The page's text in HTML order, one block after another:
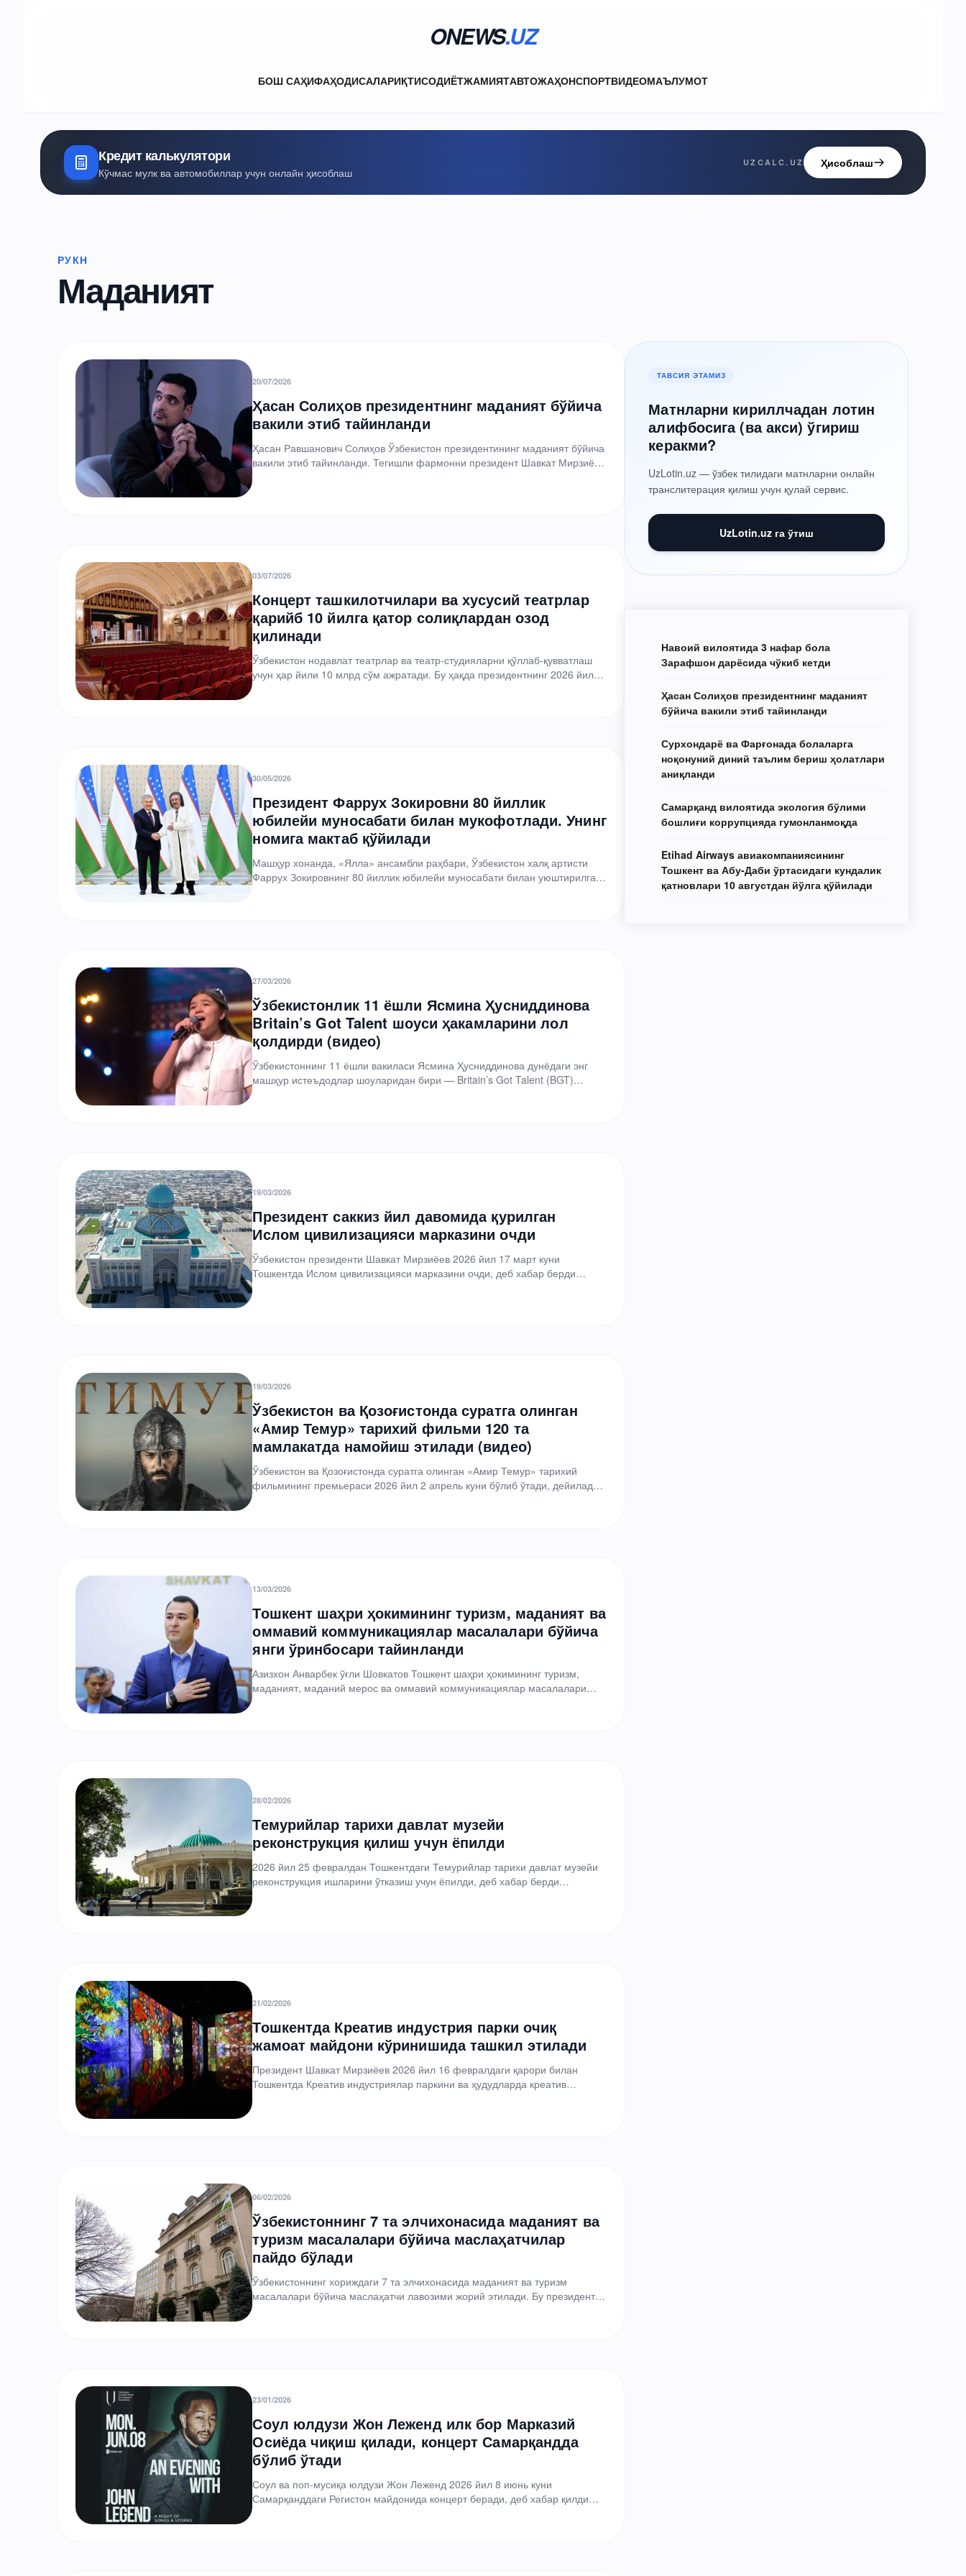
ONEWS.UZ
БОШ САҲИФАҲОДИСАЛАРИҚТИСОДИЁТЖАМИЯТАВТОЖАҲОНСПОРТВИДЕОМАЪЛУМОТ
Кредит калькулятори
Кўчмас мулк ва автомобиллар учун онлайн ҳисоблаш
UZCALC.UZ Ҳисоблаш
РУКН
Маданият
20/07/2026
Ҳасан Солиҳов президентнинг маданият бўйича
вакили этиб тайинланди
Ҳасан Равшанович Солиҳов Ўзбекистон президентининг маданият бўйича
вакили этиб тайинланди. Тегишли фармонни президент Шавкат Мирзиёев
03/07/2026
Концерт ташкилотчилари ва хусусий театрлар
қарийб 10 йилга қатор солиқлардан озод
қилинади
Ўзбекистон нодавлат театрлар ва театр-студияларни қўллаб-қувватлаш
учун ҳар йили 10 млрд сўм ажратади. Бу ҳақда президентнинг 2026 йил 2
30/05/2026
Президент Фаррух Зокировни 80 йиллик
юбилейи муносабати билан мукофотлади. Унинг
номига мактаб қўйилади
Машҳур хонанда, «Ялла» ансамбли раҳбари, Ўзбекистон халқ артисти
Фаррух Зокировнинг 80 йиллик юбилейи муносабати билан уюштирилган
27/03/2026
Ўзбекистонлик 11 ёшли Ясмина Ҳусниддинова
Britain’s Got Talent шоуси ҳакамларини лол
қолдирди (видео)
Ўзбекистоннинг 11 ёшли вакиласи Ясмина Ҳусниддинова дунёдаги энг
машҳур истеъдодлар шоуларидан бири — Britain’s Got Talent (BGT)
19/03/2026
Президент саккиз йил давомида қурилган
Ислом цивилизацияси марказини очди
Ўзбекистон президенти Шавкат Мирзиёев 2026 йил 17 март куни
Тошкентда Ислом цивилизацияси марказини очди, деб хабар берди
19/03/2026
Ўзбекистон ва Қозоғистонда суратга олинган
«Амир Темур» тарихий фильми 120 та
мамлакатда намойиш этилади (видео)
Ўзбекистон ва Қозоғистонда суратга олинган «Амир Темур» тарихий
фильмининг премьераси 2026 йил 2 апрель куни бўлиб ўтади, дейилади
13/03/2026
Тошкент шаҳри ҳокимининг туризм, маданият ва
оммавий коммуникациялар масалалари бўйича
янги ўринбосари тайинланди
Азизхон Анварбек ўғли Шовкатов Тошкент шаҳри ҳокимининг туризм,
маданият, маданий мерос ва оммавий коммуникациялар масалалари
28/02/2026
Темурийлар тарихи давлат музейи
реконструкция қилиш учун ёпилди
2026 йил 25 февралдан Тошкентдаги Темурийлар тарихи давлат музейи
реконструкция ишларини ўтказиш учун ёпилди, деб хабар берди
21/02/2026
Тошкентда Креатив индустрия парки очиқ
жамоат майдони кўринишида ташкил этилади
Президент Шавкат Мирзиёев 2026 йил 16 февралдаги қарори билан
Тошкентда Креатив индустриялар паркини ва ҳудудларда креатив
06/02/2026
Ўзбекистоннинг 7 та элчихонасида маданият ва
туризм масалалари бўйича маслаҳатчилар
пайдо бўлади
Ўзбекистоннинг хориждаги 7 та элчихонасида маданият ва туризм
масалалари бўйича маслаҳатчи лавозими жорий этилади. Бу президент
23/01/2026
Соул юлдузи Жон Леженд илк бор Марказий
Осиёда чиқиш қилади, концерт Самарқандда
бўлиб ўтади
Соул ва поп-мусиқа юлдузи Жон Леженд 2026 йил 8 июнь куни
Самарқанддаги Регистон майдонида концерт беради, деб хабар қилди
ТАВСИЯ ЭТАМИЗ
Матнларни кириллчадан лотин
алифбосига (ва акси) ўгириш
керакми?
UzLotin.uz — ўзбек тилидаги матнларни онлайн
транслитерация қилиш учун қулай сервис.
UzLotin.uz га ўтиш
Навоий вилоятида 3 нафар бола
Зарафшон дарёсида чўкиб кетди
Ҳасан Солиҳов президентнинг маданият
бўйича вакили этиб тайинланди
Сурхондарё ва Фарғонада болаларга
ноқонуний диний таълим бериш ҳолатлари
аниқланди
Самарқанд вилоятида экология бўлими
бошлиғи коррупцияда гумонланмоқда
Etihad Airways авиакомпаниясининг
Тошкент ва Абу-Даби ўртасидаги кундалик
қатновлари 10 августдан йўлга қўйилади